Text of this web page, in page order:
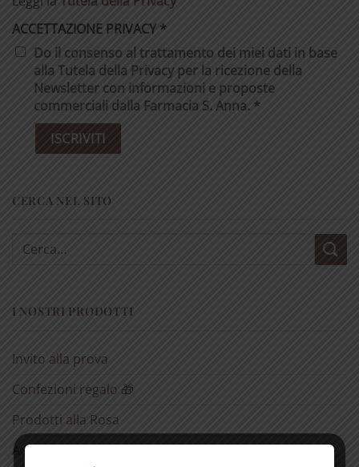
ACCETTAZIONE PRIVACY *
Do il consenso al trattamento dei miei dati in base
alla Tutela della Privacy per la ricezione della
Newsletter con informazioni e proposte
commerciali dalla Farmacia S. Anna. *
CERCA NEL SITO
Cerca:
I NOSTRI PRODOTTI
Invito alla prova
Confezioni regalo 🎁
Prodotti alla Rosa
Antichi rimedi naturali